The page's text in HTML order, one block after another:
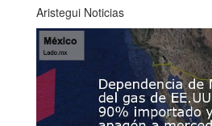
Aristegui Noticias